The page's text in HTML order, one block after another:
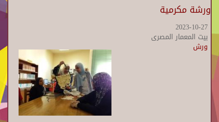
ورشة مكرمية
2023-10-27
بيت المعمار المصرى
ورش